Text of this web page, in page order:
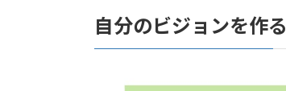
自分のビジョンを作る